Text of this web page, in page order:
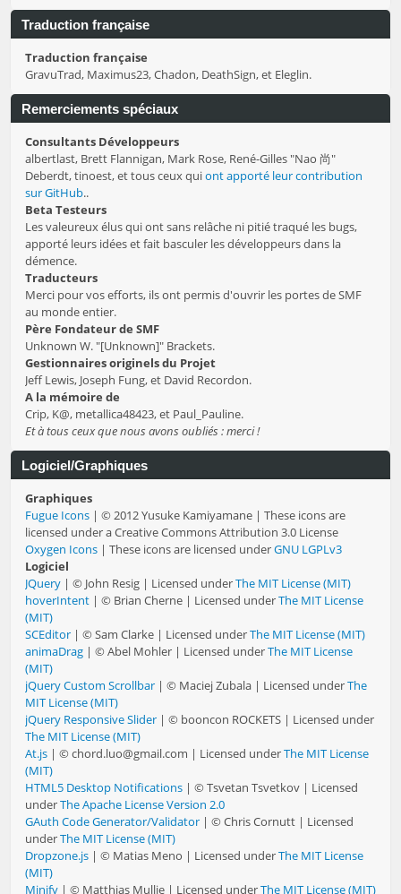
Traduction française
Traduction française
GravuTrad, Maximus23, Chadon, DeathSign, et Eleglin.
Remerciements spéciaux
Consultants Développeurs
albertlast, Brett Flannigan, Mark Rose, René-Gilles "Nao 尚"
Deberdt, tinoest, et tous ceux quiont apporté leur contribution
sur GitHub..
Beta Testeurs
Les valeureux élus qui ont sans relâche ni pitié traqué les bugs,
apporté leurs idées et fait basculer les développeurs dans la
démence.
Traducteurs
Merci pour vos efforts, ils ont permis d'ouvrir les portes de SMF
au monde entier.
Père Fondateur de SMF
Unknown W. "[Unknown]" Brackets.
Gestionnaires originels du Projet
Jeff Lewis, Joseph Fung, et David Recordon.
A la mémoire de
Crip, K@, metallica48423, et Paul_Pauline.
Et à tous ceux que nous avons oubliés : merci !
Logiciel/Graphiques
Graphiques
Fugue Icons | © 2012 Yusuke Kamiyamane | These icons are
licensed under a Creative Commons Attribution 3.0 License
Oxygen Icons | These icons are licensed underGNU LGPLv3
Logiciel
JQuery | © John Resig | Licensed underThe MIT License (MIT)
hoverIntent | © Brian Cherne | Licensed underThe MIT License
(MIT)
SCEditor | © Sam Clarke | Licensed underThe MIT License (MIT)
animaDrag | © Abel Mohler | Licensed underThe MIT License
(MIT)
jQuery Custom Scrollbar | © Maciej Zubala | Licensed underThe
MIT License (MIT)
jQuery Responsive Slider | © booncon ROCKETS | Licensed under
The MIT License (MIT)
At.js | © chord.luo@gmail.com | Licensed underThe MIT License
(MIT)
HTML5 Desktop Notifications | © Tsvetan Tsvetkov | Licensed
underThe Apache License Version 2.0
GAuth Code Generator/Validator | © Chris Cornutt | Licensed
underThe MIT License (MIT)
Dropzone.js | © Matias Meno | Licensed underThe MIT License
(MIT)
Minify | © Matthias Mullie | Licensed underThe MIT License (MIT)